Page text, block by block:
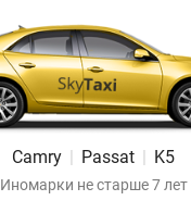
Camry Passat K5
Иномарки не старше 7 лет